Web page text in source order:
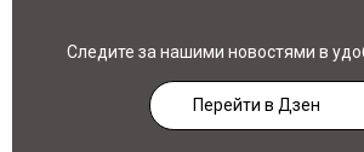
Следите за нашими новостями в
Перейти в Дзен